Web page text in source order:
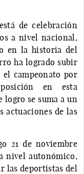
de celebración
a nivel nacional,
en la historia del
ha logrado subir
campeonato por
en esta
logro se suma a un
actuaciones de las
21 de noviembre
nivel autonómico,
las deportistas del